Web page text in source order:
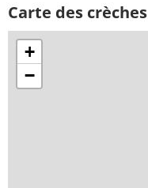
Carte des
+
−